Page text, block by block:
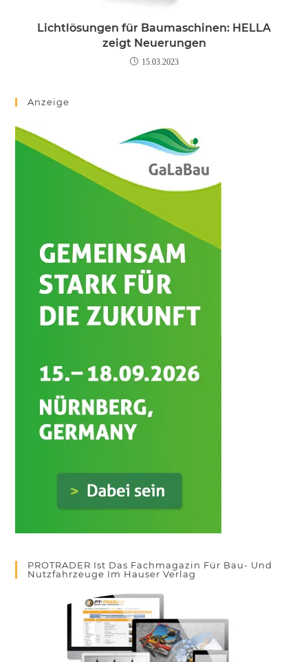
Lichtlösungen für Baumaschinen: HELLA
zeigt Neuerungen
15.03.2023
Anzeige
PROTRADER Ist Das Fachmagazin Für Bau- Und
Nutzfahrzeuge Im Hauser Verlag